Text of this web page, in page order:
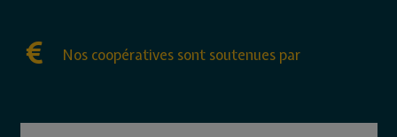
Nos coopératives sont soutenues par